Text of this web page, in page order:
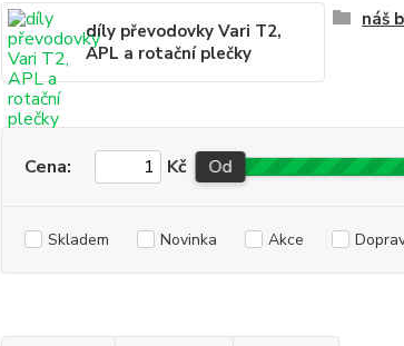
díly převodovky Vari T2,
APL a rotační plečky
náš
Cena: Kč Od
Skladem Novinka Akce